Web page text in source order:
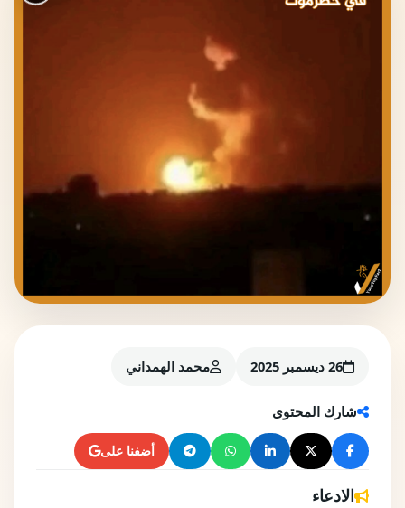
26 ديسمبر 2025 محمد الهمداني
شارك المحتوى
أضفنا على
الادعاء